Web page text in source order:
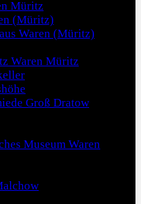
Müritz
(Müritz)
Waren (Müritz)
Waren Müritz
Groß Dratow
Museum Waren